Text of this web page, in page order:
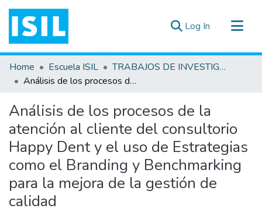
Log In (current)
All of DSpace
Statistics
Documentos ▾
Home Escuela ISIL
TRABAJOS DE INVESTIGACIÓN
Análisis de los procesos de la atención al cliente del consultorio Happy Dent y el uso de Estrategias como el Branding y Benchmarking para la mejora de la gestión de calidad
Análisis de los procesos de la
atención al cliente del consultorio
Happy Dent y el uso de Estrategias
como el Branding y Benchmarking
para la mejora de la gestión de
calidad